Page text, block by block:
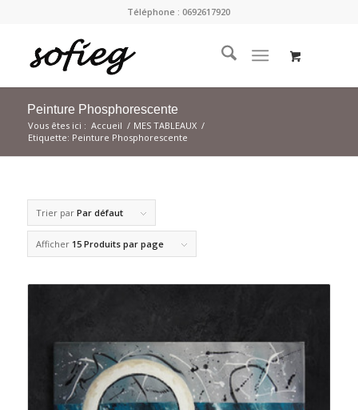
Téléphone : 0692617920
Peinture Phosphorescente
Vous êtes ici : Accueil / MES TABLEAUX /
Etiquette: Peinture Phosphorescente
Trier par Par défaut
Afficher 15 Produits par page